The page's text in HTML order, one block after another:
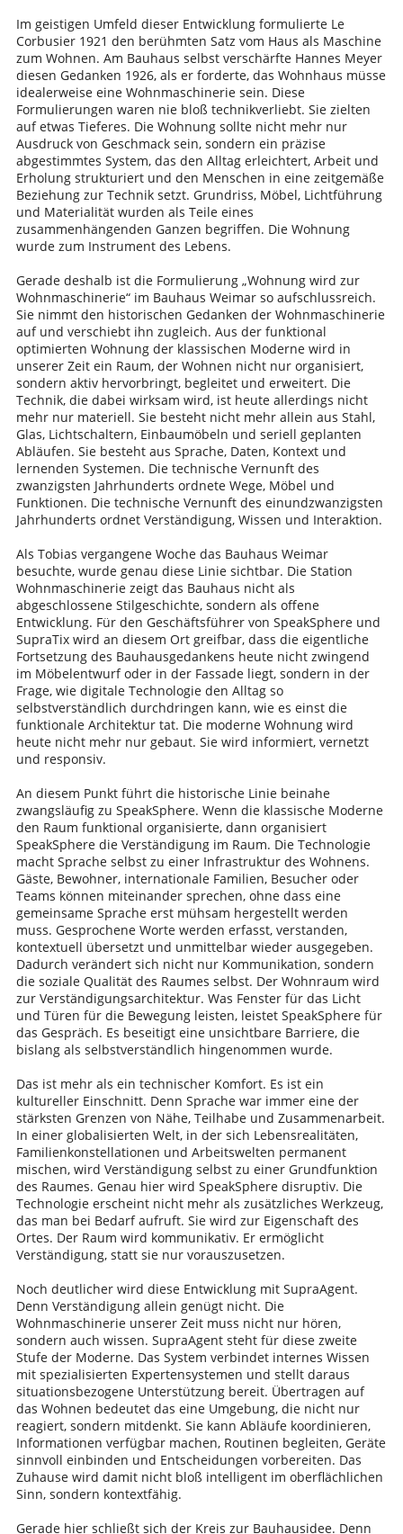
Im geistigen Umfeld dieser Entwicklung formulierte Le
Corbusier 1921 den berühmten Satz vom Haus als Maschine
zum Wohnen. Am Bauhaus selbst verschärfte Hannes Meyer
diesen Gedanken 1926, als er forderte, das Wohnhaus müsse
idealerweise eine Wohnmaschinerie sein. Diese
Formulierungen waren nie bloß technikverliebt. Sie zielten
auf etwas Tieferes. Die Wohnung sollte nicht mehr nur
Ausdruck von Geschmack sein, sondern ein präzise
abgestimmtes System, das den Alltag erleichtert, Arbeit und
Erholung strukturiert und den Menschen in eine zeitgemäße
Beziehung zur Technik setzt. Grundriss, Möbel, Lichtführung
und Materialität wurden als Teile eines
zusammenhängenden Ganzen begriffen. Die Wohnung
wurde zum Instrument des Lebens.
Gerade deshalb ist die Formulierung „Wohnung wird zur
Wohnmaschinerie“ im Bauhaus Weimar so aufschlussreich.
Sie nimmt den historischen Gedanken der Wohnmaschinerie
auf und verschiebt ihn zugleich. Aus der funktional
optimierten Wohnung der klassischen Moderne wird in
unserer Zeit ein Raum, der Wohnen nicht nur organisiert,
sondern aktiv hervorbringt, begleitet und erweitert. Die
Technik, die dabei wirksam wird, ist heute allerdings nicht
mehr nur materiell. Sie besteht nicht mehr allein aus Stahl,
Glas, Lichtschaltern, Einbaumöbeln und seriell geplanten
Abläufen. Sie besteht aus Sprache, Daten, Kontext und
lernenden Systemen. Die technische Vernunft des
zwanzigsten Jahrhunderts ordnete Wege, Möbel und
Funktionen. Die technische Vernunft des einundzwanzigsten
Jahrhunderts ordnet Verständigung, Wissen und Interaktion.
Als Tobias vergangene Woche das Bauhaus Weimar
besuchte, wurde genau diese Linie sichtbar. Die Station
Wohnmaschinerie zeigt das Bauhaus nicht als
abgeschlossene Stilgeschichte, sondern als offene
Entwicklung. Für den Geschäftsführer von SpeakSphere und
SupraTix wird an diesem Ort greifbar, dass die eigentliche
Fortsetzung des Bauhausgedankens heute nicht zwingend
im Möbelentwurf oder in der Fassade liegt, sondern in der
Frage, wie digitale Technologie den Alltag so
selbstverständlich durchdringen kann, wie es einst die
funktionale Architektur tat. Die moderne Wohnung wird
heute nicht mehr nur gebaut. Sie wird informiert, vernetzt
und responsiv.
An diesem Punkt führt die historische Linie beinahe
zwangsläufig zu SpeakSphere. Wenn die klassische Moderne
den Raum funktional organisierte, dann organisiert
SpeakSphere die Verständigung im Raum. Die Technologie
macht Sprache selbst zu einer Infrastruktur des Wohnens.
Gäste, Bewohner, internationale Familien, Besucher oder
Teams können miteinander sprechen, ohne dass eine
gemeinsame Sprache erst mühsam hergestellt werden
muss. Gesprochene Worte werden erfasst, verstanden,
kontextuell übersetzt und unmittelbar wieder ausgegeben.
Dadurch verändert sich nicht nur Kommunikation, sondern
die soziale Qualität des Raumes selbst. Der Wohnraum wird
zur Verständigungsarchitektur. Was Fenster für das Licht
und Türen für die Bewegung leisten, leistet SpeakSphere für
das Gespräch. Es beseitigt eine unsichtbare Barriere, die
bislang als selbstverständlich hingenommen wurde.
Das ist mehr als ein technischer Komfort. Es ist ein
kultureller Einschnitt. Denn Sprache war immer eine der
stärksten Grenzen von Nähe, Teilhabe und Zusammenarbeit.
In einer globalisierten Welt, in der sich Lebensrealitäten,
Familienkonstellationen und Arbeitswelten permanent
mischen, wird Verständigung selbst zu einer Grundfunktion
des Raumes. Genau hier wird SpeakSphere disruptiv. Die
Technologie erscheint nicht mehr als zusätzliches Werkzeug,
das man bei Bedarf aufruft. Sie wird zur Eigenschaft des
Ortes. Der Raum wird kommunikativ. Er ermöglicht
Verständigung, statt sie nur vorauszusetzen.
Noch deutlicher wird diese Entwicklung mit SupraAgent.
Denn Verständigung allein genügt nicht. Die
Wohnmaschinerie unserer Zeit muss nicht nur hören,
sondern auch wissen. SupraAgent steht für diese zweite
Stufe der Moderne. Das System verbindet internes Wissen
mit spezialisierten Expertensystemen und stellt daraus
situationsbezogene Unterstützung bereit. Übertragen auf
das Wohnen bedeutet das eine Umgebung, die nicht nur
reagiert, sondern mitdenkt. Sie kann Abläufe koordinieren,
Informationen verfügbar machen, Routinen begleiten, Geräte
sinnvoll einbinden und Entscheidungen vorbereiten. Das
Zuhause wird damit nicht bloß intelligent im oberflächlichen
Sinn, sondern kontextfähig.
Gerade hier schließt sich der Kreis zur Bauhausidee. Denn